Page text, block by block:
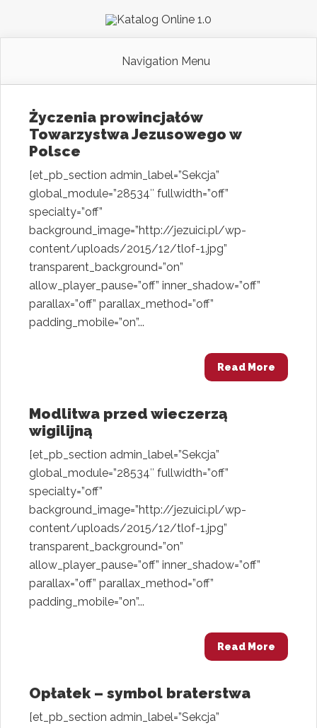
Navigation Menu
Życzenia prowincjałów
Towarzystwa Jezusowego w
Polsce
[et_pb_section admin_label=”Sekcja”
global_module=”28534″ fullwidth=”off”
specialty=”off”
background_image=”http://jezuici.pl/wp-
content/uploads/2015/12/tlof-1.jpg”
transparent_background=”on”
allow_player_pause=”off” inner_shadow=”off”
parallax=”off” parallax_method=”off”
padding_mobile=”on”...
Read More
Modlitwa przed wieczerzą
wigilijną
[et_pb_section admin_label=”Sekcja”
global_module=”28534″ fullwidth=”off”
specialty=”off”
background_image=”http://jezuici.pl/wp-
content/uploads/2015/12/tlof-1.jpg”
transparent_background=”on”
allow_player_pause=”off” inner_shadow=”off”
parallax=”off” parallax_method=”off”
padding_mobile=”on”...
Read More
Opłatek – symbol braterstwa
[et_pb_section admin_label=”Sekcja”